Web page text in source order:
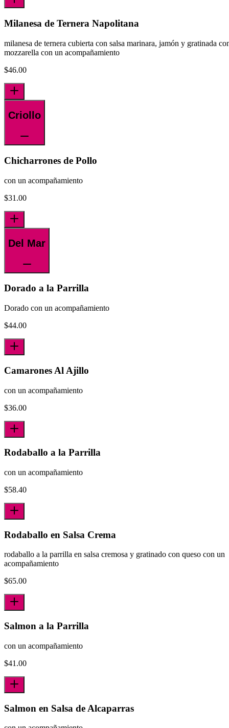
Milanesa de Ternera Napolitana
milanesa de ternera cubierta con salsa marinara, jamón y gratinada
mozzarella con un acompañamiento
$46.00
Criollo
Chicharrones de Pollo
con un acompañamiento
$31.00
Del Mar
Dorado a la Parrilla
Dorado con un acompañamiento
$44.00
Camarones Al Ajillo
con un acompañamiento
$36.00
Rodaballo a la Parrilla
con un acompañamiento
$58.40
Rodaballo en Salsa Crema
rodaballo a la parrilla en salsa cremosa y gratinado con queso con un
acompañamiento
$65.00
Salmon a la Parrilla
con un acompañamiento
$41.00
Salmon en Salsa de Alcaparras